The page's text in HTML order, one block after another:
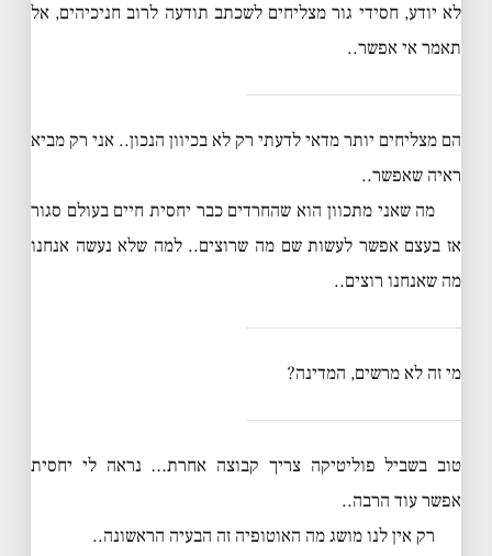
לא יודע, חסידי גור מצליחים לשכתב תודעה לרוב חניכיהים, אל
תאמר אי אפשר..
הם מצליחים יותר מדאי לדעתי רק לא בכיוון הנכון.. אני רק מביא
ראיה שאפשר..
מה שאני מתכוון הוא שהחרדים כבר יחסית חיים בעולם סגור
אז בעצם אפשר לעשות שם מה שרוצים.. למה שלא נעשה אנחנו
מה שאנחנו רוצים..
מי זה לא מרשים, המדינה?
טוב בשביל פוליטיקה צריך קבוצה אחרת… נראה לי יחסית
אפשר עוד הרבה..
רק אין לנו מושג מה האוטופיה זה הבעיה הראשונה..